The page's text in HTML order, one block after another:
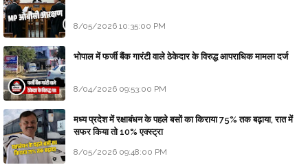
8/05/2026 10:35:00 PM
भोपाल में फर्जी बैंक गारंटी वाले ठेकेदार के विरुद्ध आपराधिक मामला दर्ज
8/04/2026 09:53:00 PM
मध्य प्रदेश में रक्षाबंधन के पहले बसों का किराया 75% तक बढ़ाया, रात में
सफर किया तो 10% एक्स्ट्रा
8/05/2026 09:48:00 PM